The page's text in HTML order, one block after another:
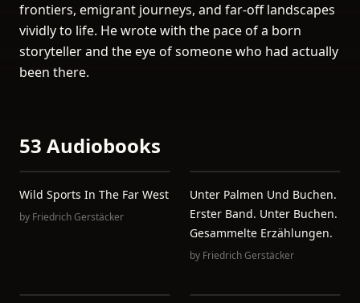
frontiers, emigrant journeys, and far-off landscapes
vividly to life. He wrote with the pace of a born
storyteller and the eye of someone who had actually
been there.
53 Audiobooks
Wild Sports In The Far West
by Friedrich Gerstäcker
Unter Palmen Und Buchen.
Erster Band. Unter Buchen.
Gesammelte Erzählungen.
by Friedrich Gerstäcker